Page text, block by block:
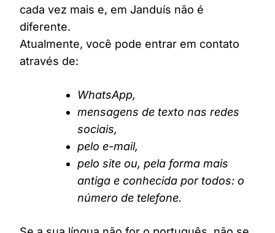
cada vez mais e, em Janduís não é
diferente.
Atualmente, você pode entrar em contato
através de:
WhatsApp,
mensagens de texto nas redes
sociais,
pelo e-mail,
pelo site ou, pela forma mais
antiga e conhecida por todos: o
número de telefone.